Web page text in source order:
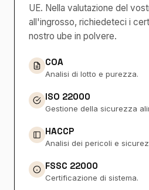
UE. Nella valutazione del
all'ingrosso, richiedeteci i
nostro ube in polvere.
COA
Analisi di lotto e purezza.
ISO 22000
Gestione della sicurezza
HACCP
Analisi dei pericoli e
FSSC 22000
Certificazione di sistema.